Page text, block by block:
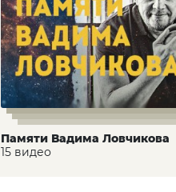
Памяти Вадима Ловчикова
15 видео